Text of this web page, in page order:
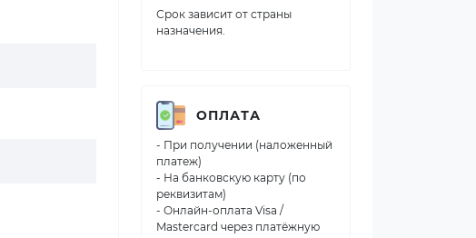
Срок зависит от страны
назначения.
ОПЛАТА
- При получении (наложенный
платеж)
- На банковскую карту (по
реквизитам)
- Онлайн-оплата Visa /
Mastercard через платёжную